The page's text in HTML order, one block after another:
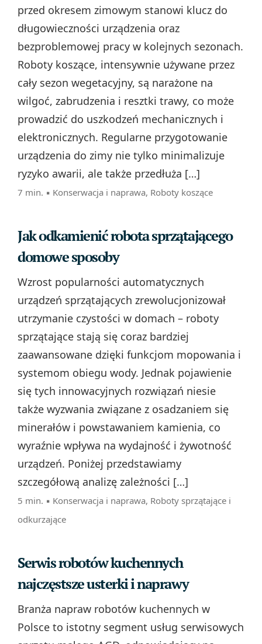
przed okresem zimowym stanowi klucz do
długowieczności urządzenia oraz
bezproblemowej pracy w kolejnych sezonach.
Roboty koszące, intensywnie używane przez
cały sezon wegetacyjny, są narażone na
wilgoć, zabrudzenia i resztki trawy, co może
prowadzić do uszkodzeń mechanicznych i
elektronicznych. Regularne przygotowanie
urządzenia do zimy nie tylko minimalizuje
ryzyko awarii, ale także przedłuża […]
7 min. ▪ Konserwacja i naprawa, Roboty koszące
Jak odkamienić robota sprzątającego
domowe sposoby
Wzrost popularności automatycznych
urządzeń sprzątających zrewolucjonizował
utrzymanie czystości w domach – roboty
sprzątające stają się coraz bardziej
zaawansowane dzięki funkcjom mopowania i
systemom obiegu wody. Jednak pojawienie
się tych innowacyjnych rozwiązań niesie
także wyzwania związane z osadzaniem się
minerałów i powstawaniem kamienia, co
wyraźnie wpływa na wydajność i żywotność
urządzeń. Poniżej przedstawiamy
szczegółową analizę zależności […]
5 min. ▪ Konserwacja i naprawa, Roboty sprzątające i
odkurzające
Serwis robotów kuchennych
najczęstsze usterki i naprawy
Branża napraw robotów kuchennych w
Polsce to istotny segment usług serwisowych